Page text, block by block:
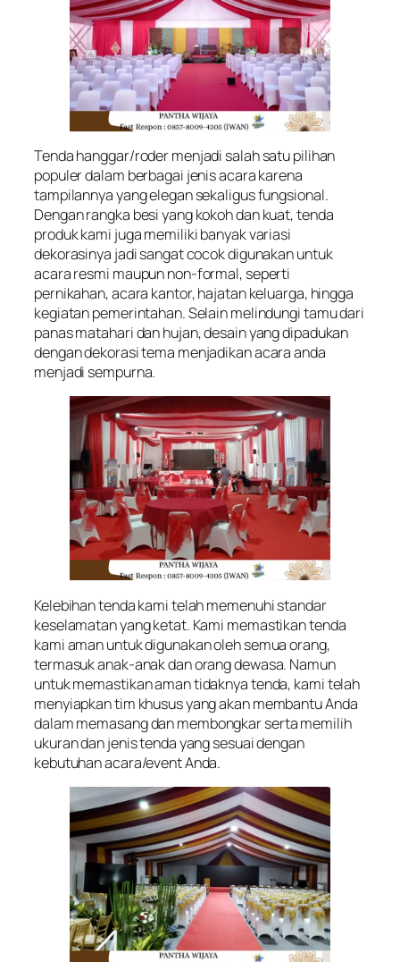
Tenda hanggar/roder menjadi salah satu pilihan
populer dalam berbagai jenis acara karena
tampilannya yang elegan sekaligus fungsional.
Dengan rangka besi yang kokoh dan kuat, tenda
produk kami juga memiliki banyak variasi
dekorasinya jadi sangat cocok digunakan untuk
acara resmi maupun non-formal, seperti
pernikahan, acara kantor, hajatan keluarga, hingga
kegiatan pemerintahan. Selain melindungi tamu dari
panas matahari dan hujan, desain yang dipadukan
dengan dekorasi tema menjadikan acara anda
menjadi sempurna.
Kelebihan tenda kami telah memenuhi standar
keselamatan yang ketat. Kami memastikan tenda
kami aman untuk digunakan oleh semua orang,
termasuk anak-anak dan orang dewasa. Namun
untuk memastikan aman tidaknya tenda, kami telah
menyiapkan tim khusus yang akan membantu Anda
dalam memasang dan membongkar serta memilih
ukuran dan jenis tenda yang sesuai dengan
kebutuhan acara/event Anda.